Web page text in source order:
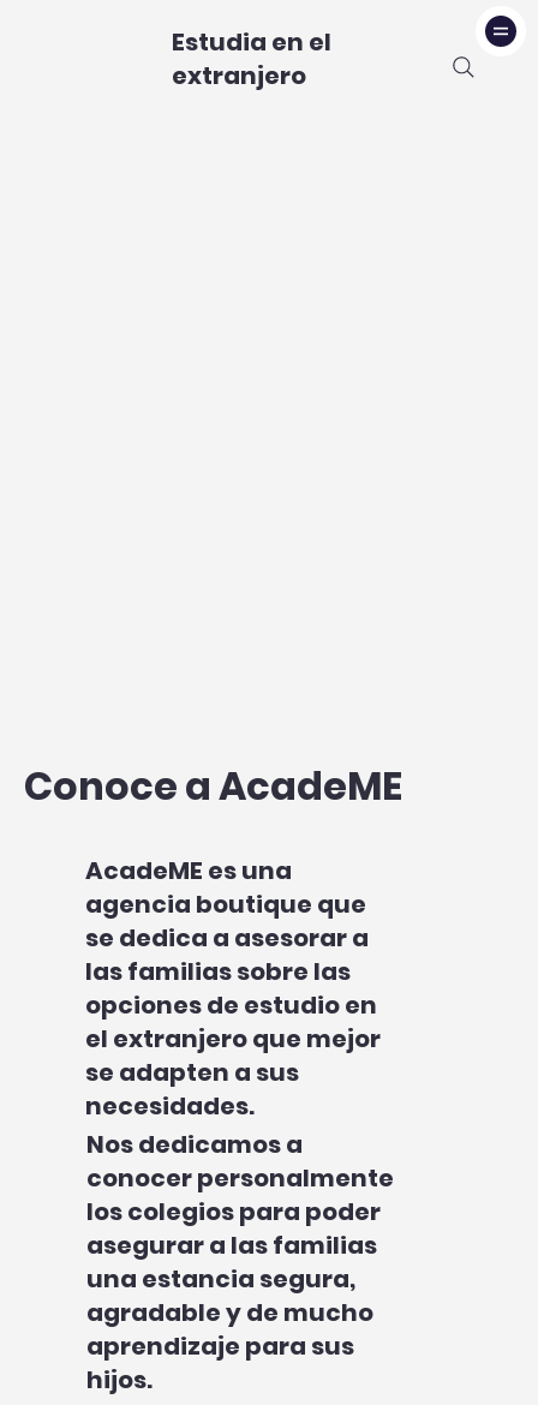
Estudia en el
extranjero
Conoce a AcadeME
AcadeME es una
agencia boutique que
se dedica a asesorar a
las familias sobre las
opciones de estudio en
el extranjero que mejor
se adapten a sus
necesidades.
Nos dedicamos a
conocer personalmente
los colegios para poder
asegurar a las familias
una estancia segura,
agradable y de mucho
aprendizaje para sus
hijos.